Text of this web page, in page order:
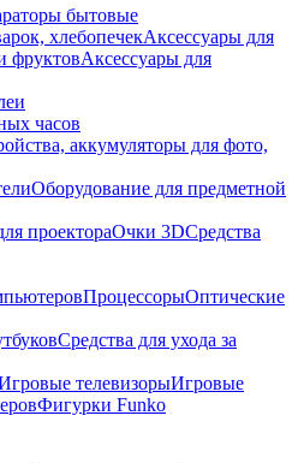
бытовые
хлебопечекАксессуары для
фруктовАксессуары для
часов
аккумуляторы для фото,
Оборудование для предметной
проектораОчки 3DСредства
ПроцессорыОптические
Средства для ухода за
телевизорыИгровые
Фигурки Funko